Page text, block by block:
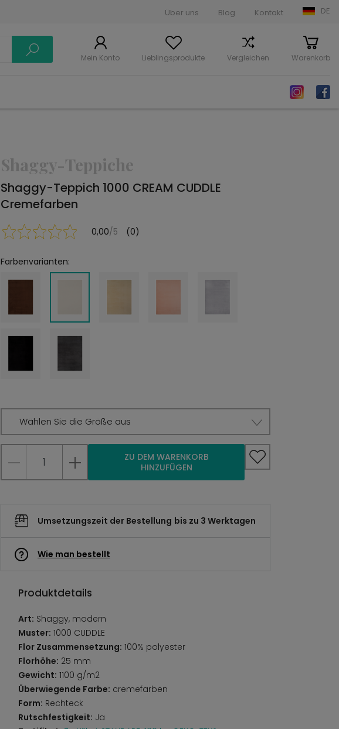
Über uns Blog Kontakt DE
Mein Konto Lieblingsprodukte Vergleichen Warenkorb
Shaggy-Teppiche
Shaggy-Teppich 1000 CREAM CUDDLE
Cremefarben
0,00/5 (0)
Farbenvarianten:
Wählen Sie die Größe aus
ZU DEM WARENKORB
HINZUFÜGEN
Umsetzungszeit der Bestellung bis zu 3 Werktagen
Wie man bestellt
Produktdetails
Art: Shaggy, modern
Muster: 1000 CUDDLE
Flor Zusammensetzung: 100% polyester
Florhöhe: 25 mm
Gewicht: 1100 g/m2
Überwiegende Farbe: cremefarben
Form: Rechteck
Rutschfestigkeit: Ja